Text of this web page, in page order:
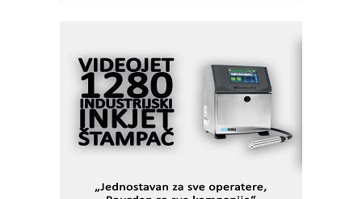
I.SAFE MOBILE revolucioniše
industrijsku automatizaciju
pionirskimmobile operator PANEL-OM
Fleksibilno stezanje i brzo
podešavanje u proizvodnji prototipova
KIP KOP – napredna rešenja za
objekte